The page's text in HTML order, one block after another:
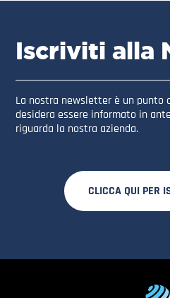
Iscriviti alla
La nostra newsletter è un punto
desidera essere informato in
riguarda la nostra azienda.
CLICCA QUI PER